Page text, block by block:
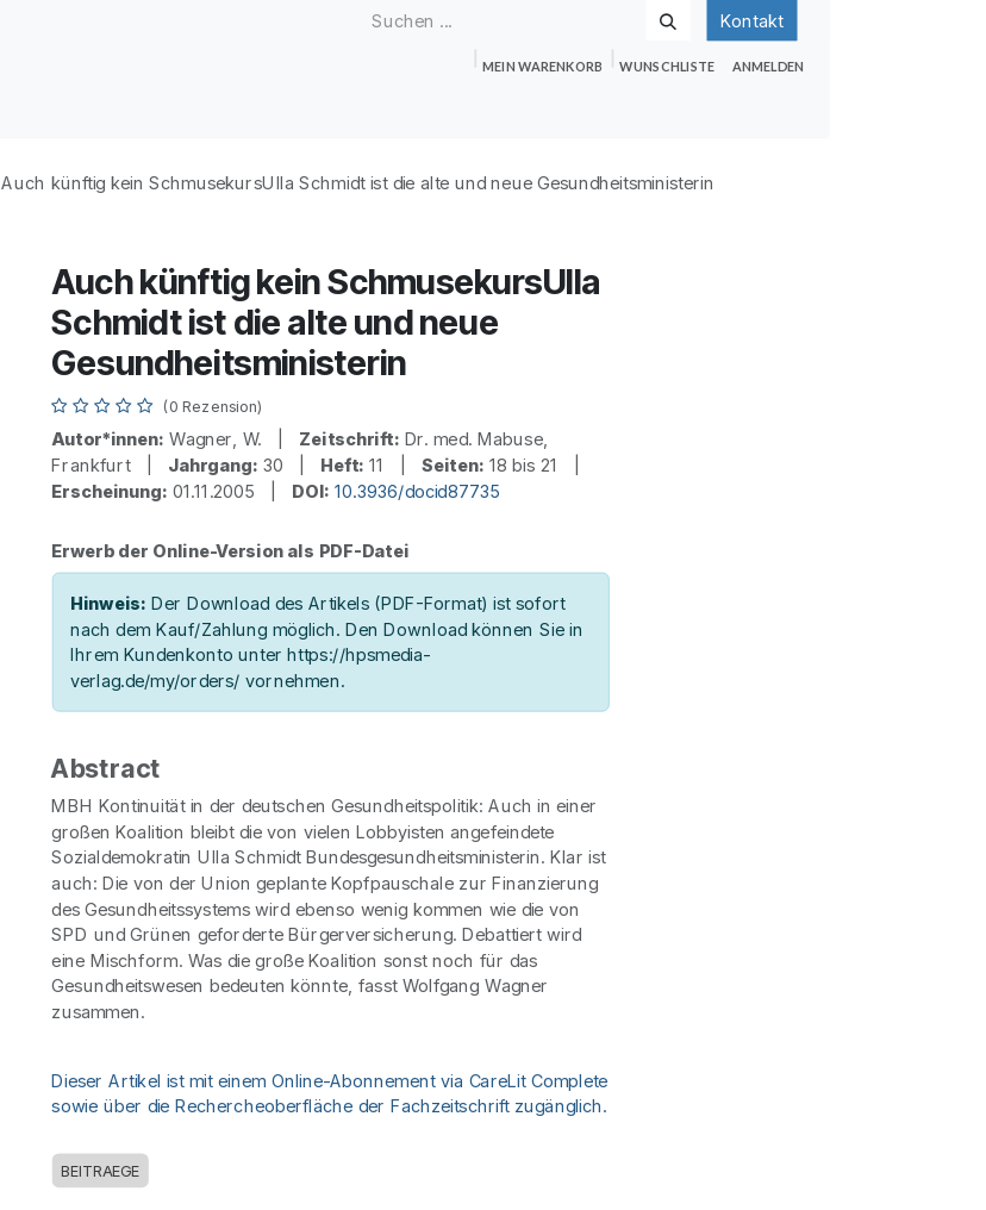
Kontakt
MEIN WARENKORB WUNSCHLISTE ANMELDEN
Auch künftig kein SchmusekursUlla Schmidt ist die alte und neue Gesundheitsministerin
Auch künftig kein SchmusekursUlla
Schmidt ist die alte und neue
Gesundheitsministerin
(0 Rezension)
Autor*innen: Wagner, W. | Zeitschrift: Dr. med. Mabuse,
Frankfurt | Jahrgang: 30 | Heft: 11 | Seiten: 18 bis 21 |
Erscheinung: 01.11.2005 | DOI: 10.3936/docid87735
Erwerb der Online-Version als PDF-Datei
Hinweis: Der Download des Artikels (PDF-Format) ist sofort
nach dem Kauf/Zahlung möglich. Den Download können Sie in
Ihrem Kundenkonto unter https://hpsmedia-
verlag.de/my/orders/ vornehmen.
Abstract
MBH Kontinuität in der deutschen Gesundheitspolitik: Auch in einer
großen Koalition bleibt die von vielen Lobbyisten angefeindete
Sozialdemokratin Ulla Schmidt Bundesgesundheitsministerin. Klar ist
auch: Die von der Union geplante Kopfpauschale zur Finanzierung
des Gesundheitssystems wird ebenso wenig kommen wie die von
SPD und Grünen geforderte Bürgerversicherung. Debattiert wird
eine Mischform. Was die große Koalition sonst noch für das
Gesundheitswesen bedeuten könnte, fasst Wolfgang Wagner
zusammen.
Dieser Artikel ist mit einem Online-Abonnement via CareLit Complete
sowie über die Rechercheoberfläche der Fachzeitschrift zugänglich.
BEITRAEGE